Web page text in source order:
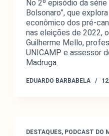
No 2º episódio da
Bolsonaro”, que
econômico dos pré-
nas eleições de 2022,
Guilherme Mello,
UNICAMP e assessor
Madruga.
EDUARDO BARBABELA
DESTAQUES, PODCAST DO